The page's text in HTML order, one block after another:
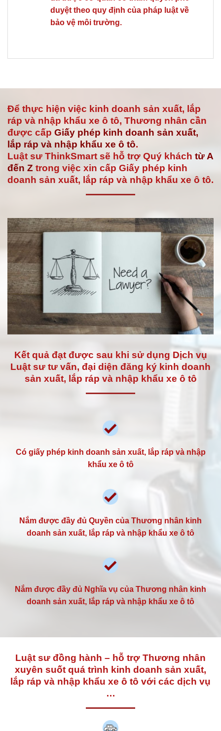
duyệt theo quy định của pháp luật về
bảo vệ môi trường.
Để thực hiện việc kinh doanh sản xuất, lắp
ráp và nhập khẩu xe ô tô, Thương nhân cần
được cấp Giấy phép kinh doanh sản xuất,
lắp ráp và nhập khẩu xe ô tô.
Luật sư ThinkSmart sẽ hỗ trợ Quý khách từ A
đến Z trong việc xin cấp Giấy phép kinh
doanh sản xuất, lắp ráp và nhập khẩu xe ô tô.
Kết quả đạt được sau khi sử dụng Dịch vụ
Luật sư tư vấn, đại diện đăng ký kinh doanh
sản xuất, lắp ráp và nhập khẩu xe ô tô
Có giấy phép kinh doanh sản xuất, lắp ráp và nhập
khẩu xe ô tô
Nắm được đầy đủ Quyền của Thương nhân kinh
doanh sản xuất, lắp ráp và nhập khẩu xe ô tô
Nắm được đầy đủ Nghĩa vụ của Thương nhân kinh
doanh sản xuất, lắp ráp và nhập khẩu xe ô tô
Luật sư đồng hành – hỗ trợ Thương nhân
xuyên suốt quá trình kinh doanh sản xuất,
lắp ráp và nhập khẩu xe ô tô với các dịch vụ
…